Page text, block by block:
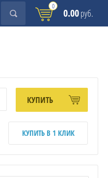
0
0.00руб.
КУПИТЬ
КУПИТЬ В 1 КЛИК